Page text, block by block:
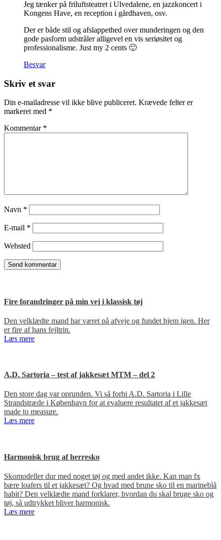
Jeg tænker på friluftsteatret i Ulvedalene, en jazzkoncert i
Kongens Have, en reception i gårdhaven, osv.
Der er både stil og afslappethed over munderingen og den
gode pasform udstråler alligevel en vis seriøsitet og
professionalisme. Just my 2 cents 🙂
Besvar
Skriv et svar
Din e-mailadresse vil ikke blive publiceret. Krævede felter er
markeret med *
Kommentar *
Navn *
E-mail *
Websted
Fire forandringer på min vej i klassisk tøj
Den velklædte mand har været på afveje og fundet hjem igen. Her
er fire af hans fejltrin.
Læs mere
A.D. Sartoria – test af jakkesæt MTM – del 2
Den store dag var oprunden. Vi så forbi A.D. Sartoria i Lille
Strandstræde i København for at evaluere resultatet af et jakkesæt
made to measure.
Læs mere
Harmonisk brug af herresko
Skomodeller dur med noget tøj og med andet ikke. Kan man fx
bære loafers til et jakkesæt? Og hvad med brune sko til en marineblå
habit? Den velklædte mand forklarer, hvordan du skal bruge sko og
tøj, så udtrykket bliver harmonisk.
Læs mere